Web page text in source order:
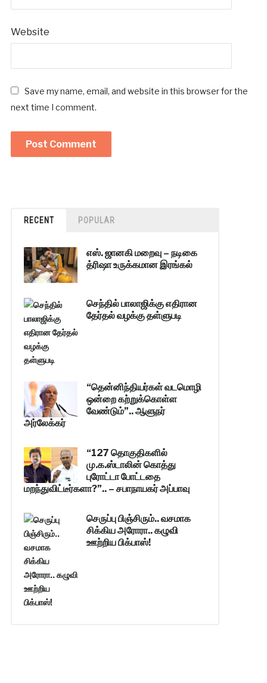
Website
Save my name, email, and website in this browser for the
next time I comment.
RECENT POPULAR
எஸ். ஜானகி மறைவு – நடிகை
த்ரிஷா உருக்கமான இரங்கல்
செந்தில் பாலாஜிக்கு எதிரான
தேர்தல் வழக்கு தள்ளுபடி
“தென்னிந்தியர்கள் வடமொழி
ஒன்றை கற்றுக்கொள்ள
வேண்டும்”.. ஆளுநர்
அர்லேக்கர்
“127 தொகுதிகளில்
மு.க.ஸ்டாலின் கொத்து
புரோட்டா போட்டதை
மறந்துவிட்டீர்களா?”.. – சபாநாயகர் அப்பாவு
செருப்பு பிஞ்சிரும்.. வசமாக
சிக்கிய அரோரா.. கழுவி
ஊற்றிய பிக்பாஸ்!